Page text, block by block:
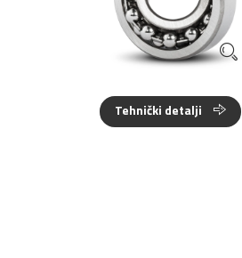
Tehnički detalji